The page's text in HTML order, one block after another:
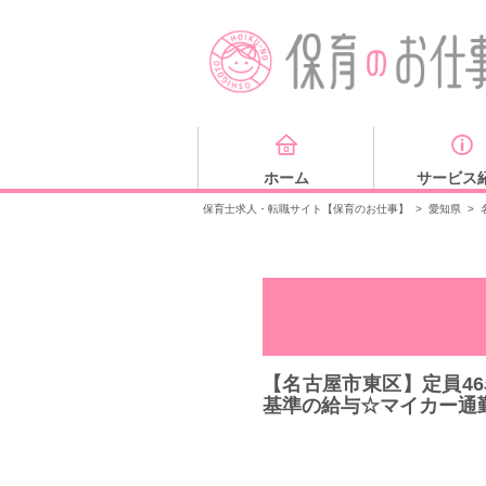
ホーム サービス
保育士求人・転職サイト【保育のお仕事】 > 愛知県 >
【名古屋市東区】定員
基準の給与☆マイカー通